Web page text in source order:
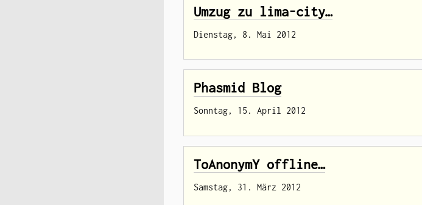
Umzug zu lima-city…
Dienstag, 8. Mai 2012
Phasmid Blog
Sonntag, 15. April 2012
ToAnonymY offline…
Samstag, 31. März 2012